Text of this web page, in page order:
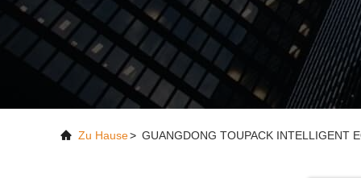
Zu Hause> GUANGDONG TOUPACK INTELLIGENT